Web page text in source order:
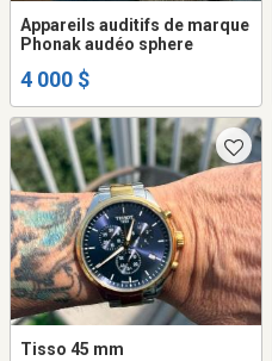
Appareils auditifs de marque
Phonak audéo sphere
4 000 $
Tisso 45 mm